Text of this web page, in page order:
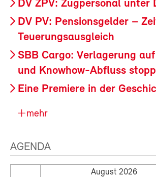
DV ZPV: Zugpersonal unter
DV PV: Pensionsgelder –
Teuerungsausgleich
SBB Cargo: Verlagerung
und Knowhow-Abfluss
Eine Premiere in der
mehr
AGENDA
August 2026